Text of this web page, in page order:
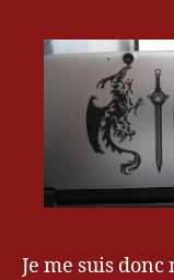
Je me suis